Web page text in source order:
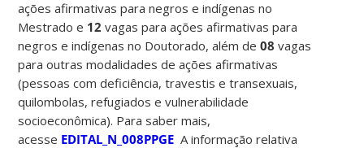
ações afirmativas para negros e indígenas no
Mestrado e 12 vagas para ações afirmativas para
negros e indígenas no Doutorado, além de08 vagas
para outras modalidades de ações afirmativas
(pessoas com deficiência, travestis e transexuais,
quilombolas, refugiados e vulnerabilidade
socioeconômica). Para saber mais,
acesse EDITAL_N_008PPGE A informação relativa